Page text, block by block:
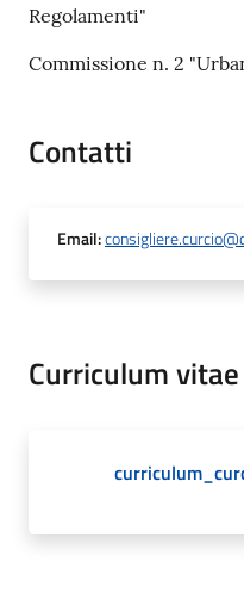
Regolamenti"
Commissione n. 2
Contatti
Email:
Curriculum vitae